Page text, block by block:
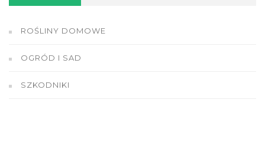
ROŚLINY DOMOWE
OGRÓD I SAD
SZKODNIKI